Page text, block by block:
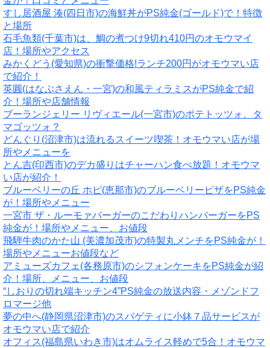
すし居酒屋 湊(四日市)の海鮮丼がPS純金(ゴールド)で！特徴
と場所
石毛魚類(千葉市)は、鯛の煮つけ9切れ410円のオモウマイ
店！場所やアクセス
みかくどう(愛知県)の衝撃価格!ランチ200円がオモウマい店
で紹介！
英圓(はなぶさえん・一宮)の和風ティラミスがPS純金で紹
介！場所や店舗情報
ブーランジェリー リヴィエール(一宮市)のポテトッツォ、タ
マゴッツォ？
どんぐり(沼津市)は流れるスイーツ喫茶！オモウマい店が場
所やメニューを
とん吉(印西市)のデカ盛りはチャーハン食べ放題！オモウマ
い店が紹介！
ブルーベリーの丘 ホピ(恵那市)のブルーベリーピザをPS純金
が！場所やメニュー
一宮市 ザ・ルーモァバーガーのこだわりハンバーガーをPS
純金が！場所やメニュー、お値段
飛騨牛肉のかた山 (美濃加茂市)の特製丸メンチをPS純金が！
場所やメニューお値段など
アミューズカフェ(各務原市)のシフォンケーキをPS純金が紹
介！場所、メニュー、お値段
“しおりの切れ端キッチン4”PS純金の放送内容・メゾンドフ
ロマージ他
夢の中へ(静岡県沼津市)のスパゲティに小鉢７品サービスが
オモウマい店で紹介
オフィス(福島県いわき市)はオムライス軽めで5合！オモウマ